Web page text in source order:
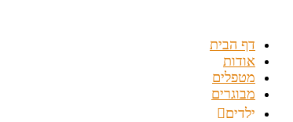
דף הבית
אודות
מטפלים
מבוגרים
ילדים